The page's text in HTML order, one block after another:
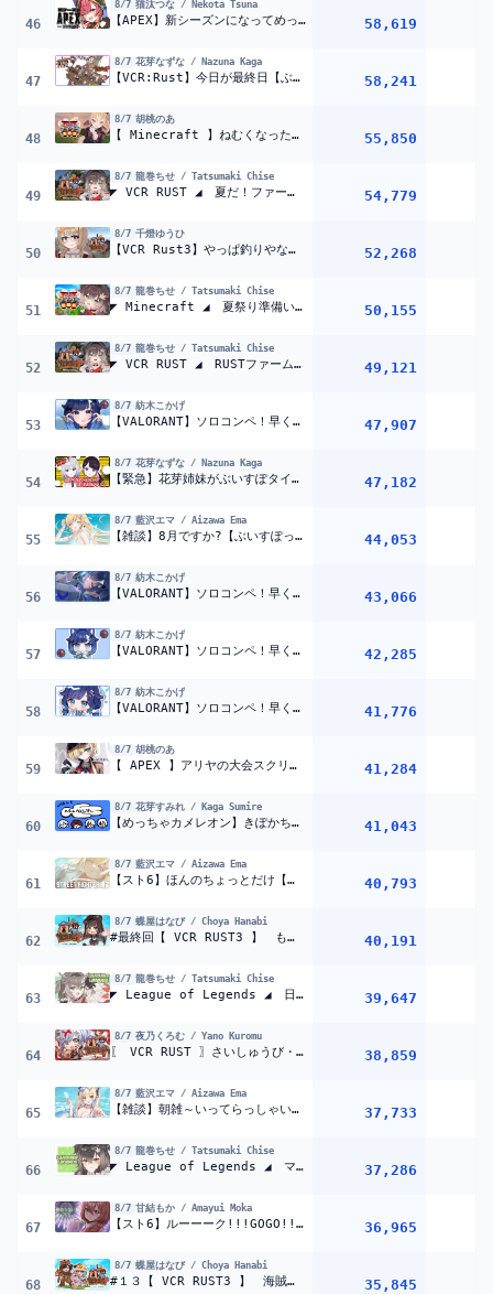
46
8/7 猫汰つな / Nekota Tsuna
【APEX】新シーズンになってめっちゃ変わったらしいじゃないですか w/ぼどっち、のあっち【ぶいすぽ / 猫汰つな】 58,619
47
8/7 花芽なずな / Nazuna Kaga
【VCR:Rust】今日が最終日【ぶいすぽ/花芽なずな】 58,241
48
8/7 胡桃のあ
【 Minecraft 】ねむくなったらねる【 ぶいすぽっ！胡桃のあ 】 55,850
49
8/7 龍巻ちせ / Tatsumaki Chise
◤ VCR RUST ◢ 夏だ！ファームだ！#7 ◤ぶいすぽっ！ #龍巻ちせ ⁠◢ 54,779
50
8/7 千燈ゆうひ
【VCR Rust3】やっぱ釣りやな！【 ぶいすぽっ！ / 千燈ゆうひ 】 52,268
51
8/7 龍巻ちせ / Tatsumaki Chise
◤ Minecraft ◢ 夏祭り準備いくぞ！！ ◤ぶいすぽっ！ #龍巻ちせ ⁠◢ 50,155
52
8/7 龍巻ちせ / Tatsumaki Chise
◤ VCR RUST ◢ RUSTファームいろいろやる！ #5 ◤ぶいすぽっ！ #龍巻ちせ ⁠◢ 49,121
53
8/7 紡木こかげ
【VALORANT】ソロコンペ！早くイモ2戻るぞ１【ぶいすぽっ！ / 紡木こかげ】 47,907
54
8/7 花芽なずな / Nazuna Kaga
【緊急】花芽姉妹がぶいすぽタイピングゲームで対決を挑まれた件【ぶいすぽ/花芽なずな】 47,182
55
8/7 藍沢エマ / Aizawa Ema
【雑談】8月ですか?【ぶいすぽっ！/ 藍沢エマ】 44,053
56
8/7 紡木こかげ
【VALORANT】ソロコンペ！早くイモータル帰るぞ８【ぶいすぽっ！ / 紡木こかげ】 43,066
57
8/7 紡木こかげ
【VALORANT】ソロコンペ！早くイモ2戻るぞ２【ぶいすぽっ！ / 紡木こかげ】 42,285
58
8/7 紡木こかげ
【VALORANT】ソロコンペ！早くイモータル帰るぞ７【ぶいすぽっ！ / 紡木こかげ】 41,776
59
8/7 胡桃のあ
【 APEX 】アリヤの大会スクリムに出るぞ！cpt/Ruさん【 ぶいすぽっ！胡桃のあ 】 41,284
60
8/7 花芽すみれ / Kaga Sumire
【めっちゃカメレオン】きぽかちょによるめっちゃ2次会【ぶいすぽっ！/花芽すみれ】 41,043
61
8/7 藍沢エマ / Aizawa Ema
【スト6】ほんのちょっとだけ【ぶいすぽっ！/ 藍沢エマ】 40,793
62
8/7 蝶屋はなび / Choya Hanabi
#最終回【 VCR RUST3 】 もう今日でおわりなの？？！？！！！！；； 【 ぶいすぽっ！ ⁠/蝶屋はなび 】 40,191
63
8/7 龍巻ちせ / Tatsumaki Chise
◤ League of Legends ◢ 日曜日のソロランク ◤ぶいすぽっ！ #龍巻ちせ ⁠◢ 39,647
64
8/7 夜乃くろむ / Yano Kuromu
〖 VCR RUST 〗さいしゅうび・・だと・・・ の巻〖 ぶいす
38,859
65
8/7 藍沢エマ / Aizawa Ema
【雑談】朝雑～いってらっしゃい～～【ぶいすぽっ！/ 藍沢エマ】 37,733
66
8/7 龍巻ちせ / Tatsumaki Chise
◤ League of Legends ◢ マスターに戻れたのでLPあげたい ◤ぶいすぽっ！ #龍巻ちせ ⁠◢ 37,286
67
8/7 甘結もか / Amayui Moka
【スト6】ルーーーク!!!GOGO!!さすがに今日は配信ちょっとにしようかな！！！！【 ぶいすぽっ！甘結もか 】 36,965
68
8/7 蝶屋はなび / Choya Hanabi
#１３【 VCR RUST3 】 海賊になるのか？！！！？？？！！！ 【 ぶいすぽっ！ ⁠/蝶屋はなび 】 35,845